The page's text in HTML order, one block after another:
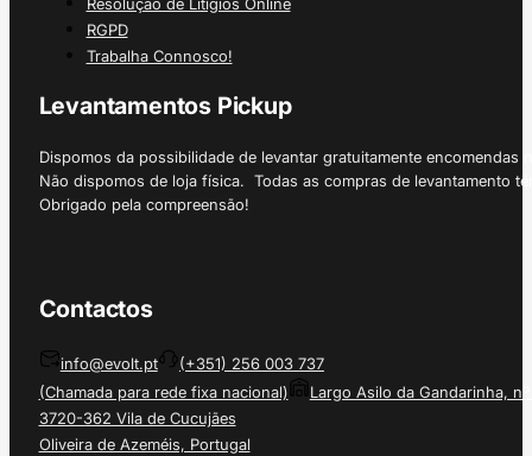
RGPD
Trabalha Connosco!
Levantamentos Pickup
Dispomos da possibilidade de levantar gratuitamente
Não dispomos de loja física. Todas as compras de levantamento
Obrigado pela compreensão!
Contactos
info@evolt.pt
(+351) 256 003 737
(Chamada para rede fixa nacional)
Largo Asilo da Gandarinha, nº
3720-362 Vila de Cucujães
Oliveira de Azeméis, Portugal